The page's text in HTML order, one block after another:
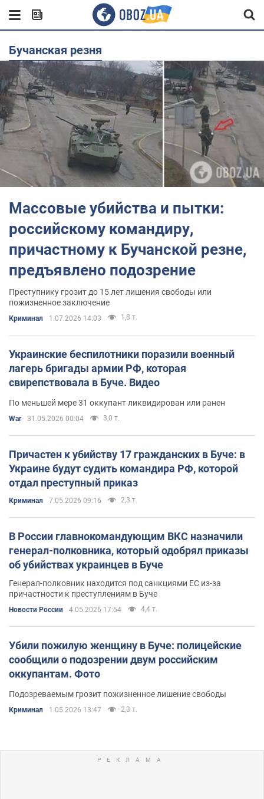
Бучанская резня
Массовые убийства и пытки:
российскому командиру,
причастному к Бучанской резне,
предъявлено подозрение
Преступнику грозит до 15 лет лишения свободы или
пожизненное заключение
Криминал 1.07.2026 14:03 1,8 т.
Украинские беспилотники поразили военный
лагерь бригады армии РФ, которая
свирепствовала в Буче. Видео
По меньшей мере 31 оккупант ликвидирован или ранен
War 31.05.2026 00:04 3,0 т.
Причастен к убийству 17 гражданских в Буче: в
Украине будут судить командира РФ, которой
отдал преступный приказ
Криминал 7.05.2026 09:16 2,3 т.
В России главнокомандующим ВКС назначили
генерал-полковника, который одобрял приказы
об убийствах украинцев в Буче
Генерал-полковник находится под санкциями ЕС из-за
причастности к преступлениям в Буче
Новости России 4.05.2026 17:54 4,4 т.
Убили пожилую женщину в Буче: полицейские
сообщили о подозрении двум российским
оккупантам. Фото
Подозреваемым грозит пожизненное лишение свободы
Криминал 1.05.2026 13:47 2,3 т.